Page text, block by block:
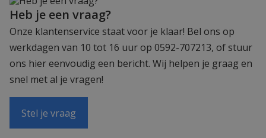
Heb je een vraag?
Onze klantenservice staat voor je klaar! Bel ons op
werkdagen van 10 tot 16 uur op 0592-707213, of stuur
ons hier eenvoudig een bericht. Wij helpen je graag en
snel met al je vragen!
Stel je vraag